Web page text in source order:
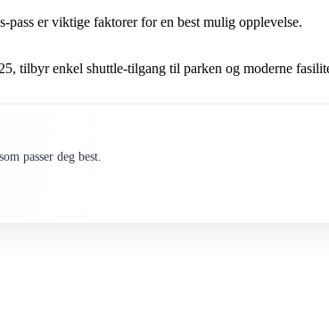
er viktige faktorer for en best mulig opplevelse.
tilbyr enkel shuttle-tilgang til parken og moderne
passer deg best.